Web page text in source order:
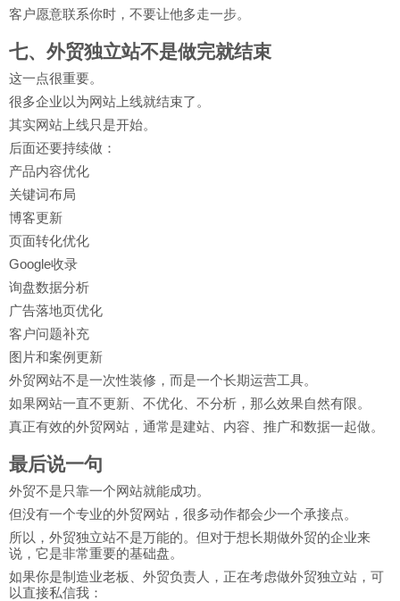
客户愿意联系你时，不要让他多走一步。
七、外贸独立站不是做完就结束
这一点很重要。
很多企业以为网站上线就结束了。
其实网站上线只是开始。
后面还要持续做：
产品内容优化
关键词布局
博客更新
页面转化优化
Google收录
询盘数据分析
广告落地页优化
客户问题补充
图片和案例更新
外贸网站不是一次性装修，而是一个长期运营工具。
如果网站一直不更新、不优化、不分析，那么效果自然有限。
真正有效的外贸网站，通常是建站、内容、推广和数据一起做。
最后说一句
外贸不是只靠一个网站就能成功。
但没有一个专业的外贸网站，很多动作都会少一个承接点。
所以，外贸独立站不是万能的。但对于想长期做外贸的企业来
说，它是非常重要的基础盘。
如果你是制造业老板、外贸负责人，正在考虑做外贸独立站，可
以直接私信我：